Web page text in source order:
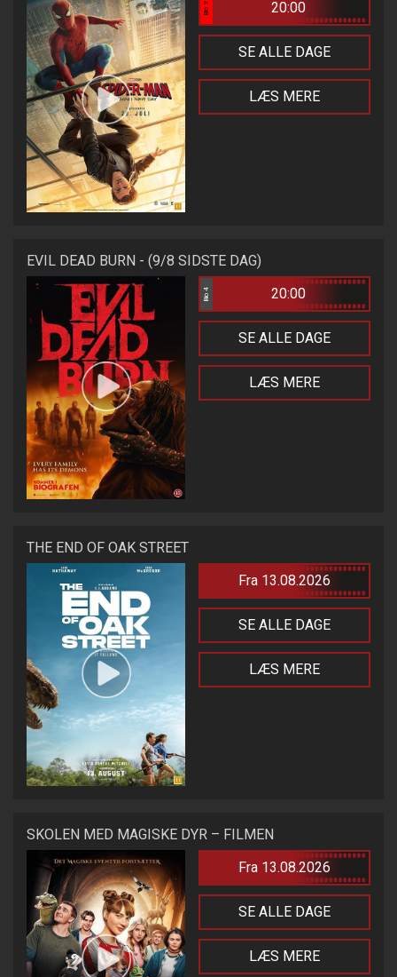
Bio 2 20:00
SE ALLE DAGE
LÆS MERE
EVIL DEAD BURN - (9/8 SIDSTE DAG)
Bio 4 20:00
SE ALLE DAGE
LÆS MERE
THE END OF OAK STREET
Fra 13.08.2026
SE ALLE DAGE
LÆS MERE
SKOLEN MED MAGISKE DYR – FILMEN
Fra 13.08.2026
SE ALLE DAGE
LÆS MERE